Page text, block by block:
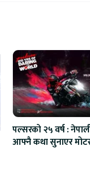
पल्सरको २५ वर्ष :
आफ्नै कथा सुनाएर